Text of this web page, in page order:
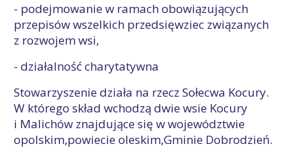
- podejmowanie w ramach obowiązujących
przepisów wszelkich przedsięwziec związanych
z rozwojem wsi,
- działalność charytatywna
Stowarzyszenie działa na rzecz Sołecwa Kocury.
W którego skład wchodzą dwie wsie Kocury
i Malichów znajdujące się w województwie
opolskim,powiecie oleskim,Gminie Dobrodzień.